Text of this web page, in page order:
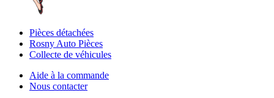
Pièces détachées
Rosny Auto Pièces
Collecte de véhicules
Aide à la commande
Nous contacter